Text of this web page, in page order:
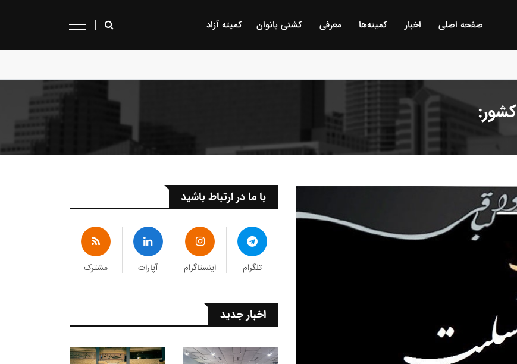
صفحه اصلی اخبار كمیته‌ها معرفی كشتی بانوان کمیته آزاد
و غضنفر بیلگه / ترکیه :
با ما در ارتباط باشید
تلگرام اینستاگرام آپارات مشترک
اخبار جدید